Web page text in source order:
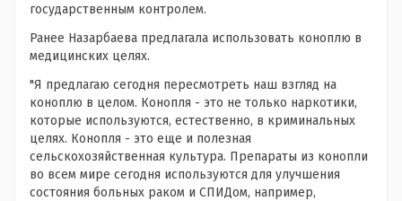
государственным контролем.
Ранее Назарбаева предлагала использовать коноплю в
медицинских целях.
"Я предлагаю сегодня пересмотреть наш взгляд на
коноплю в целом. Конопля - это не только наркотики,
которые используются, естественно, в криминальных
целях. Конопля - это еще и полезная
сельскохозяйственная культура. Препараты из конопли
во всем мире сегодня используются для улучшения
состояния больных раком и СПИДом, например,